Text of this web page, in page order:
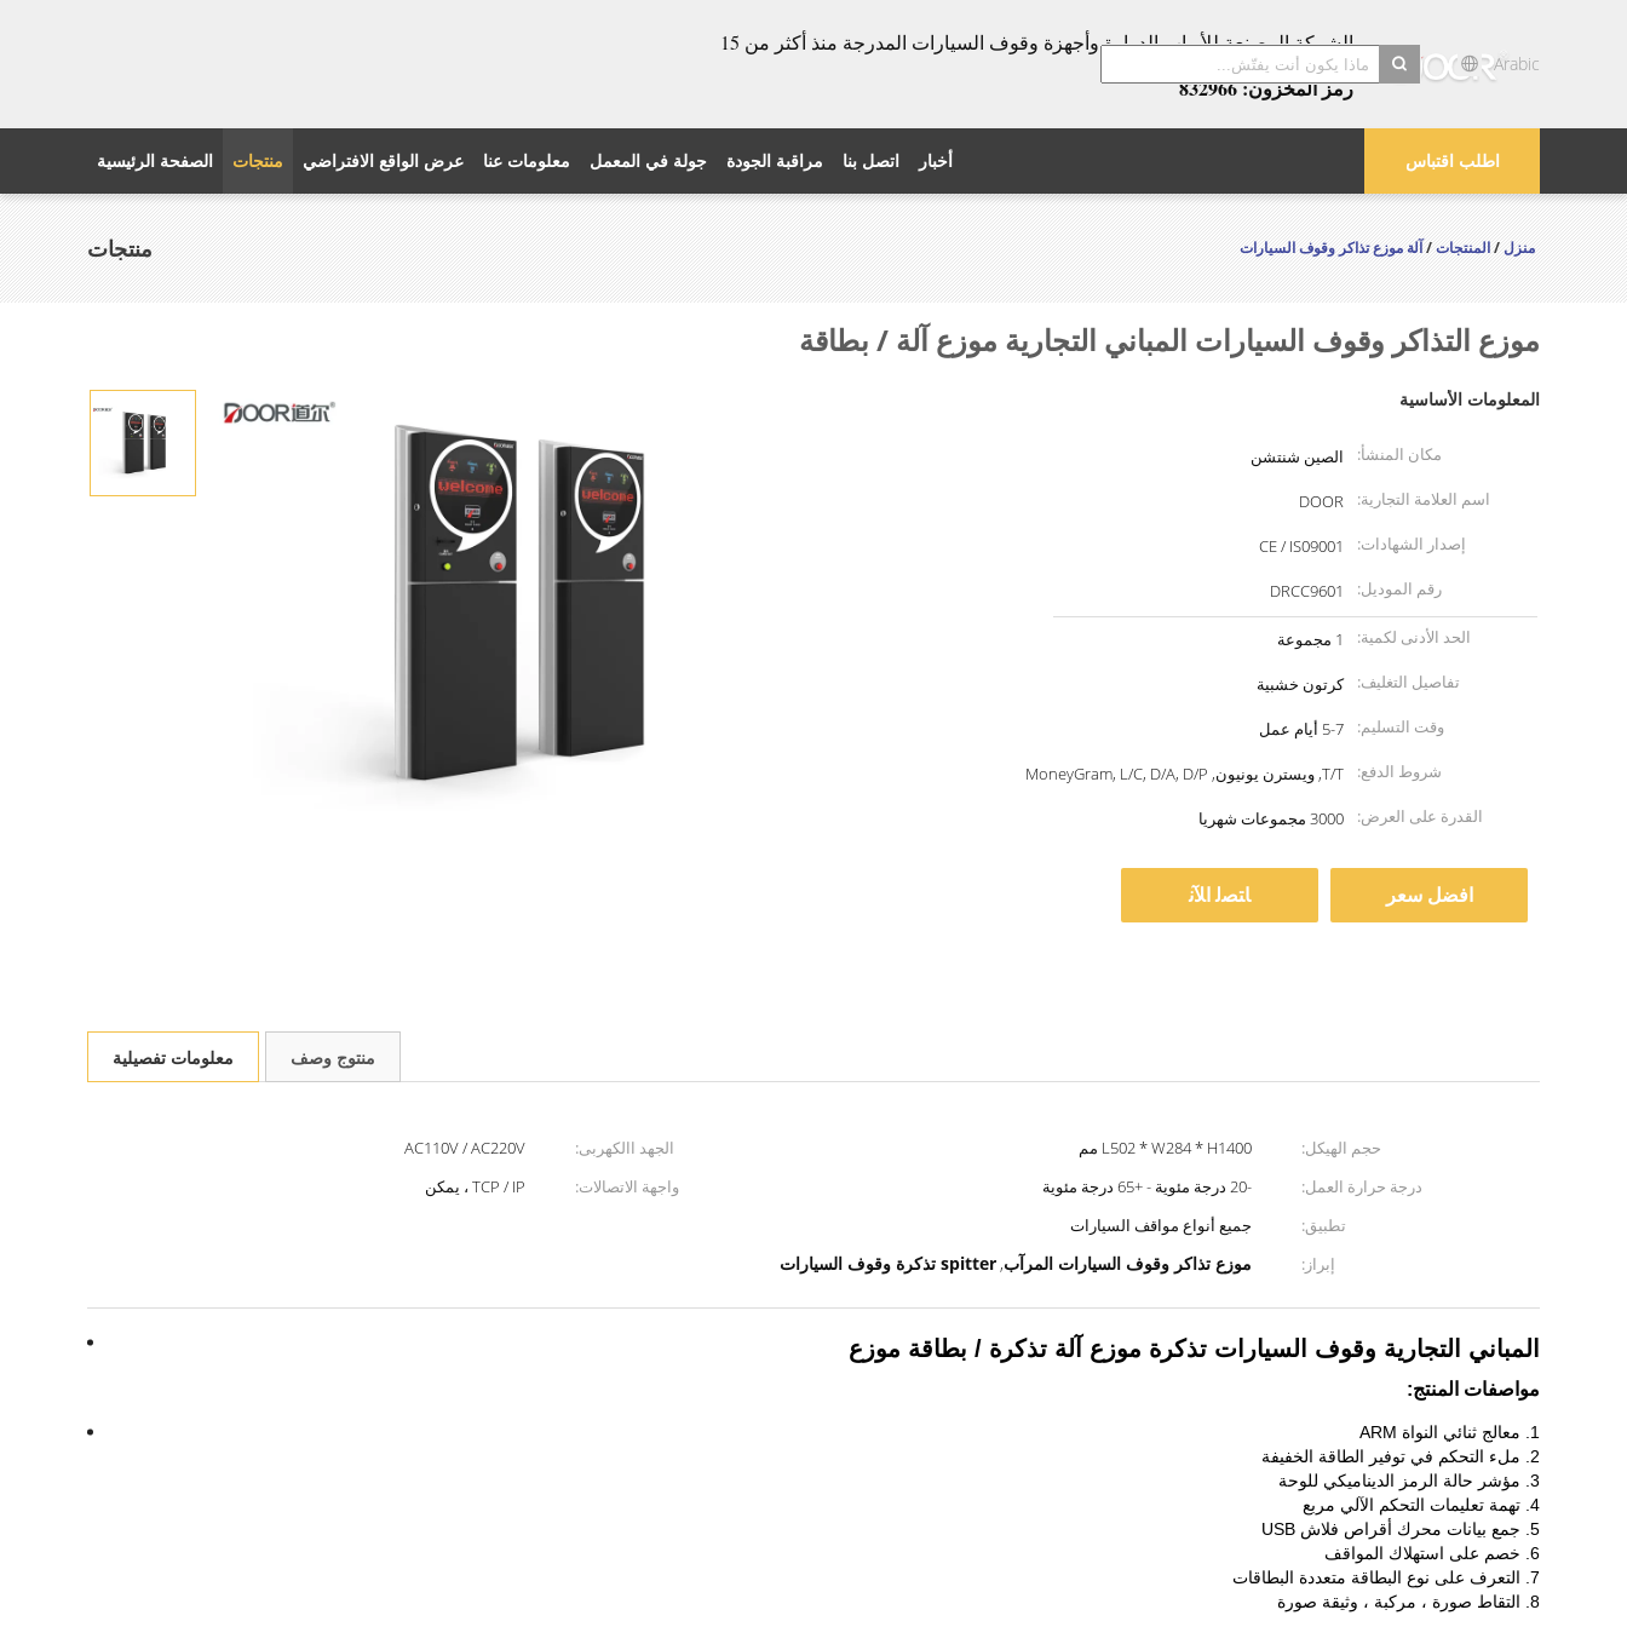
الشركة المصنعة للأبواب الدوارة وأجهزة وقوف السيارات المدرجة منذ أكثر من 15
عامًا!
رمز المخزون: 832966
Arabic
اطلب اقتباس الصفحة الرئيسية منتجات عرض الواقع الافتراضي معلومات عنا جولة في المعمل مراقبة الجودة اتصل بنا أخبار
منتجات منزل/المنتجات/آلة موزع تذاكر وقوف السيارات
موزع التذاكر وقوف السيارات المباني التجارية موزع آلة / بطاقة
المعلومات الأساسية
مكان المنشأ:
الصين شنتشن
اسم العلامة التجارية:
DOOR
إصدار الشهادات:
CE / IS09001
رقم الموديل:
DRCC9601
الحد الأدنى لكمية:
1 مجموعة
تفاصيل التغليف:
كرتون خشبية
وقت التسليم:
5-7 أيام عمل
شروط الدفع:
T/T, ويسترن يونيون, MoneyGram, L/C, D/A, D/P
القدرة على العرض:
3000 مجموعات شهريا
افضل سعر ﺎﺘﺼﻟ ﺍﻶﻧ
معلومات تفصيلية منتوج وصف
حجم الهيكل: L502 * W284 * H1400 مم الجهد االكهربى:
AC110V / AC220V
درجة حرارة العمل:
-20 درجة مئوية - +65 درجة مئوية واجهة الاتصالات:
TCP / IP ، يمكن
تطبيق:
جميع أنواع مواقف السيارات
إبراز:
موزع تذاكر وقوف السيارات المرآب, spitter تذكرة وقوف السيارات
المباني التجارية وقوف السيارات تذكرة موزع آلة تذكرة / بطاقة موزع
مواصفات المنتج:
1. معالج ثنائي النواة ARM
2. ملء التحكم في توفير الطاقة الخفيفة
3. مؤشر حالة الرمز الديناميكي للوحة
4. تهمة تعليمات التحكم الآلي مربع
5. جمع بيانات محرك أقراص فلاش USB
6. خصم على استهلاك المواقف
7. التعرف على نوع البطاقة متعددة البطاقات
8. التقاط صورة ، مركبة ، وثيقة صورة